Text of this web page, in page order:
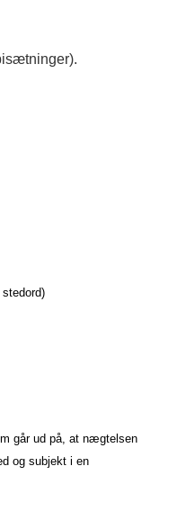
går ud på, at nægtelsen
og subjekt i en